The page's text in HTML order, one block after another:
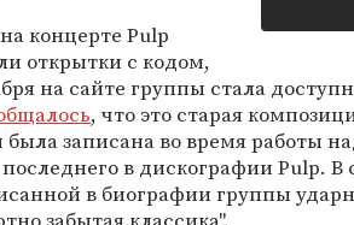
концерте Pulp
открытки с кодом,
на сайте группы стала
, что это старая
была записана во время работы
в дискографии Pulp. В
в биографии группы